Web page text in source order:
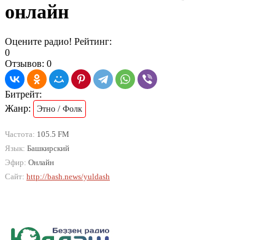
онлайн
Оцените радио! Рейтинг:
0
Отзывов: 0
Битрейт:
Жанр:
Этно / Фолк
Частота: 105.5 FM
Язык: Башкирский
Эфир: Онлайн
Сайт: http://bash.news/yuldash